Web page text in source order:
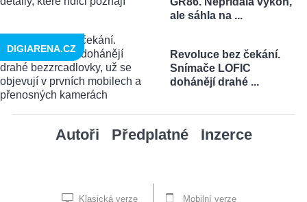
ale sáhla na ...
Revoluce bez čekání.
Snímače LOFIC
dohánějí drahé ...
DIGIARENA.CZ
Autoři Předplatné Inzerce
Klasická verze Mobilní verze